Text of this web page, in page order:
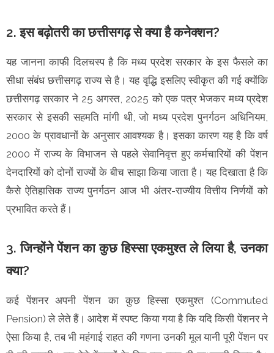
2. इस बढ़ोतरी का छत्तीसगढ़ से क्या है कनेक्शन?
यह जानना काफी दिलचस्प है कि मध्य प्रदेश सरकार के इस फैसले का
सीधा संबंध छत्तीसगढ़ राज्य से है। यह वृद्धि इसलिए स्वीकृत की गई क्योंकि
छत्तीसगढ़ सरकार ने 25 अगस्त, 2025 को एक पत्र भेजकर मध्य प्रदेश
सरकार से इसकी सहमति मांगी थी, जो मध्य प्रदेश पुनर्गठन अधिनियम,
2000 के प्रावधानों के अनुसार आवश्यक है। इसका कारण यह है कि वर्ष
2000 में राज्य के विभाजन से पहले सेवानिवृत्त हुए कर्मचारियों की पेंशन
देनदारियों को दोनों राज्यों के बीच साझा किया जाता है। यह दिखाता है कि
कैसे ऐतिहासिक राज्य पुनर्गठन आज भी अंतर-राज्यीय वित्तीय निर्णयों को
प्रभावित करते हैं।
3. जिन्होंने पेंशन का कुछ हिस्सा एकमुश्त ले लिया है, उनका
क्या?
कई पेंशनर अपनी पेंशन का कुछ हिस्सा एकमुश्त (Commuted
Pension) ले लेते हैं। आदेश में स्पष्ट किया गया है कि यदि किसी पेंशनर ने
ऐसा किया है, तब भी महंगाई राहत की गणना उनकी मूल यानी पूरी पेंशन पर